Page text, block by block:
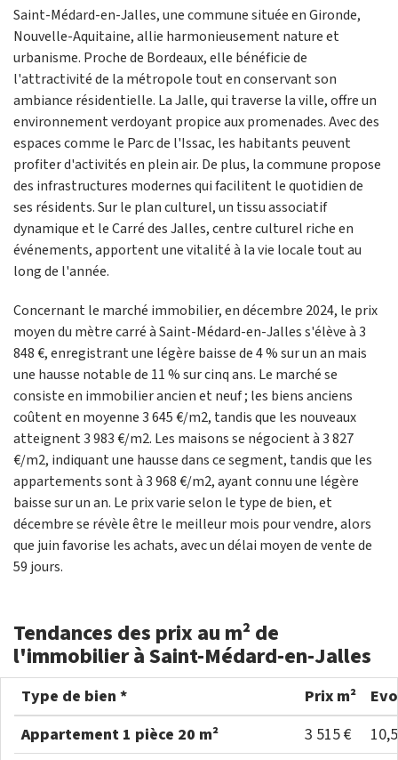
Saint-Médard-en-Jalles, une commune située en Gironde,
Nouvelle-Aquitaine, allie harmonieusement nature et
urbanisme. Proche de Bordeaux, elle bénéficie de
l'attractivité de la métropole tout en conservant son
ambiance résidentielle. La Jalle, qui traverse la ville, offre un
environnement verdoyant propice aux promenades. Avec des
espaces comme le Parc de l'Issac, les habitants peuvent
profiter d'activités en plein air. De plus, la commune propose
des infrastructures modernes qui facilitent le quotidien de
ses résidents. Sur le plan culturel, un tissu associatif
dynamique et le Carré des Jalles, centre culturel riche en
événements, apportent une vitalité à la vie locale tout au
long de l'année.
Concernant le marché immobilier, en décembre 2024, le prix
moyen du mètre carré à Saint-Médard-en-Jalles s'élève à 3
848 €, enregistrant une légère baisse de 4 % sur un an mais
une hausse notable de 11 % sur cinq ans. Le marché se
consiste en immobilier ancien et neuf ; les biens anciens
coûtent en moyenne 3 645 €/m2, tandis que les nouveaux
atteignent 3 983 €/m2. Les maisons se négocient à 3 827
€/m2, indiquant une hausse dans ce segment, tandis que les
appartements sont à 3 968 €/m2, ayant connu une légère
baisse sur un an. Le prix varie selon le type de bien, et
décembre se révèle être le meilleur mois pour vendre, alors
que juin favorise les achats, avec un délai moyen de vente de
59 jours.
Tendances des prix au m² de
l'immobilier à Saint-Médard-en-Jalles
Type de bien * Prix m²
Appartement 1 pièce 20 m²
3 515 €